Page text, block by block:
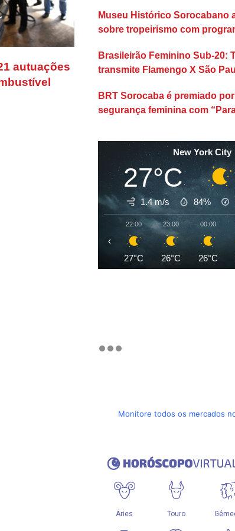
autuações
Museu Histórico Sorocabano
sobre tropeirismo com
Brasileirão Feminino Sub-20:
transmite Flamengo X São
BRT Sorocaba é premiado
segurança feminina com
New York City
27°C
1.4 m/s 84%
22:00
27°C
23:00
26°C
00:00
26°C
‹
Monitore todos os mercados